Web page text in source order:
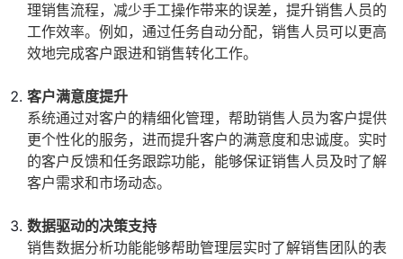
理销售流程，减少手工操作带来的误差，提升销售人员的
工作效率。例如，通过任务自动分配，销售人员可以更高
效地完成客户跟进和销售转化工作。
客户满意度提升
系统通过对客户的精细化管理，帮助销售人员为客户提供
更个性化的服务，进而提升客户的满意度和忠诚度。实时
的客户反馈和任务跟踪功能，能够保证销售人员及时了解
客户需求和市场动态。
数据驱动的决策支持
销售数据分析功能能够帮助管理层实时了解销售团队的表